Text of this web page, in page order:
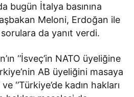
bugün İtalya basınına
Meloni, Erdoğan ile
da yanıt verdi.
‘’İsveç’in NATO üyeliğine
AB üyeliğini masaya
‘’Türkiye’de kadın hakları